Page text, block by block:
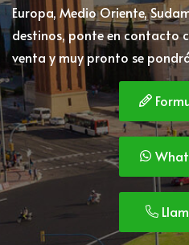
Europa, Medio Oriente,
destinos, ponte en contacto
venta y muy pronto se